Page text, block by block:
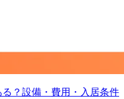
？設備・費用・入居条件